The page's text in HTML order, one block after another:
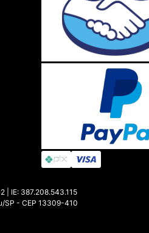
| IE: 387.208.543.115
SP - CEP 13309-410